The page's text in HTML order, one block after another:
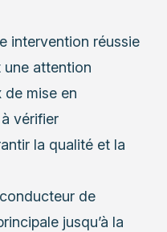
intervention réussie
une attention
de mise en
vérifier
la qualité et la
de
jusqu’à la